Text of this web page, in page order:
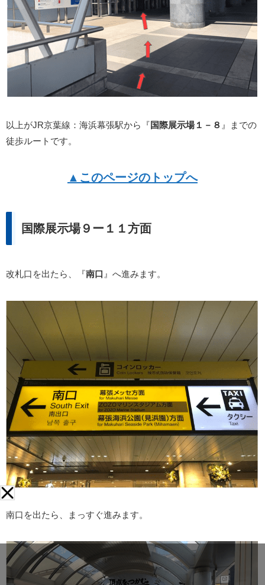
以上がJR京葉線：海浜幕張駅から『国際展示場１－８ 』までの
徒歩ルートです。
▲このページのトップへ
国際展示場９ー１１方面
改札口を出たら、『南口 』へ進みます。
南口を出たら、まっすぐ進みます。